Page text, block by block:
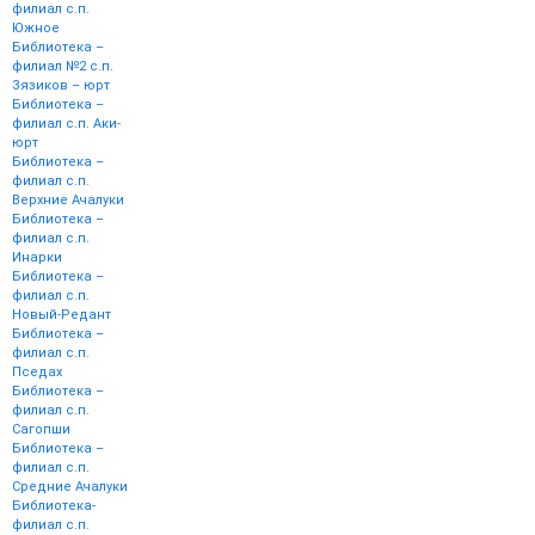
филиал с.п.
Южное
Библиотека –
филиал №2 с.п.
Зязиков – юрт
Библиотека –
филиал с.п. Аки-
юрт
Библиотека –
филиал с.п.
Верхние Ачалуки
Библиотека –
филиал с.п.
Инарки
Библиотека –
филиал с.п.
Новый-Редант
Библиотека –
филиал с.п.
Пседах
Библиотека –
филиал с.п.
Сагопши
Библиотека –
филиал с.п.
Средние Ачалуки
Библиотека-
филиал с.п.